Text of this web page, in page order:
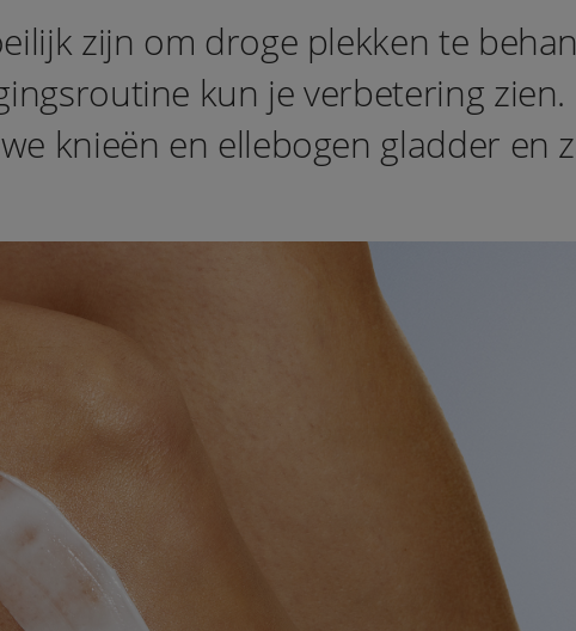
zijn om droge plekken te
kun je verbetering
knieën en ellebogen gladder en